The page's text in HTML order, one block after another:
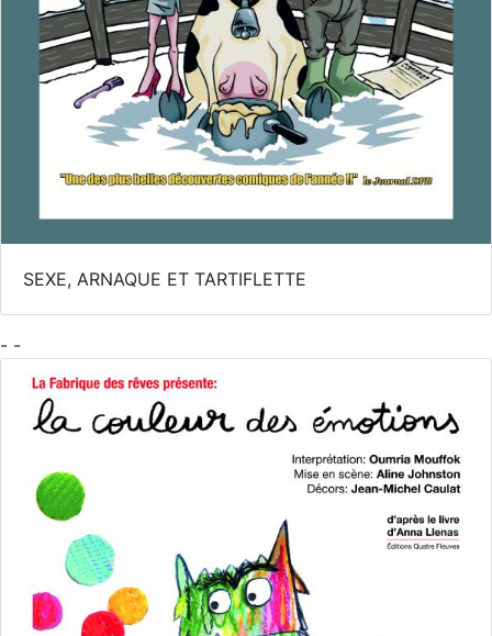
SEXE, ARNAQUE ET TARTIFLETTE
- -